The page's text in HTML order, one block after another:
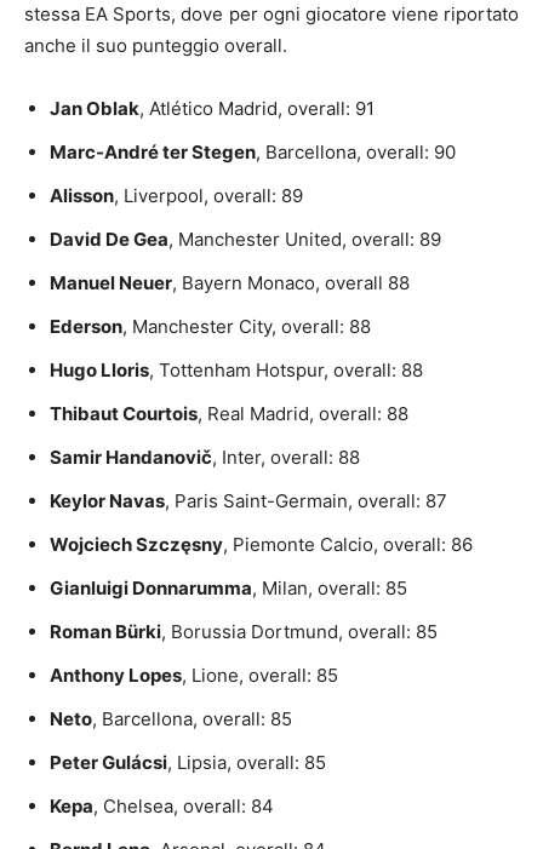
stessa EA Sports, dove per ogni giocatore viene riportato
anche il suo punteggio overall.
Jan Oblak, Atlético Madrid, overall: 91
Marc-André ter Stegen, Barcellona, overall: 90
Alisson, Liverpool, overall: 89
David De Gea, Manchester United, overall: 89
Manuel Neuer, Bayern Monaco, overall 88
Ederson, Manchester City, overall: 88
Hugo Lloris, Tottenham Hotspur, overall: 88
Thibaut Courtois, Real Madrid, overall: 88
Samir Handanovič, Inter, overall: 88
Keylor Navas, Paris Saint-Germain, overall: 87
Wojciech Szczęsny, Piemonte Calcio, overall: 86
Gianluigi Donnarumma, Milan, overall: 85
Roman Bürki, Borussia Dortmund, overall: 85
Anthony Lopes, Lione, overall: 85
Neto, Barcellona, overall: 85
Peter Gulácsi, Lipsia, overall: 85
Kepa, Chelsea, overall: 84